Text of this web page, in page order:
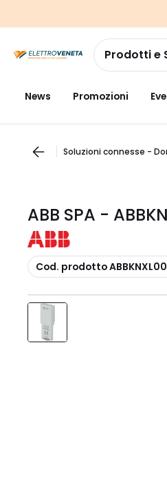
navigazionealla
pagina
Prodotti e
News Promozioni
Soluzioni connesse -
ABB SPA -
copia
Cod. prodotto